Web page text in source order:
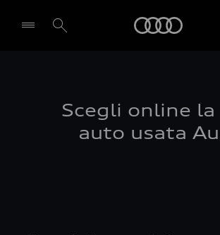
Scegli online la
auto usata